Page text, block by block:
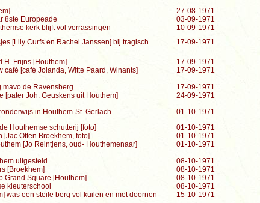
27-08-1971
8ste Europeade
03-09-1971
kerk blijft vol verrassingen
10-09-1971
[Lily Curfs en Rachel Janssen] bij tragisch
17-09-1971
H. Frijns [Houthem]
17-09-1971
[café Jolanda, Witte Paard, Winants]
17-09-1971
de Ravensberg
17-09-1971
[pater Joh. Geuskens uit Houthem]
24-09-1971
in Houthem-St. Gerlach
01-10-1971
Houthemse schutterij [foto]
01-10-1971
Otten Broekhem, foto]
01-10-1971
[Jo Reintjens, oud- Houthemenaar]
01-10-1971
uitgesteld
08-10-1971
[Broekhem]
08-10-1971
Grand Square [Houthem]
08-10-1971
kleuterschool
08-10-1971
was een steile berg vol kuilen en met doornen
15-10-1971